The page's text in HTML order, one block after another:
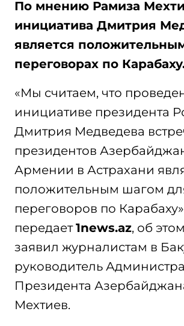
По мнению Рамиза
инициатива Дмитрия
является
переговорах по
«Мы считаем, что
инициативе президента
Дмитрия Медведева
президентов
Армении в Астрахани
положительным шагом
переговоров по
передает1news.az, об
заявил журналистам в
руководитель
Президента
Мехтиев.